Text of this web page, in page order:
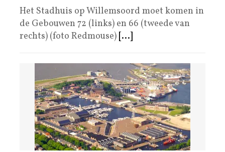
Het Stadhuis op Willemsoord moet komen in
de Gebouwen 72 (links) en 66 (tweede van
rechts) (foto Redmouse) [...]